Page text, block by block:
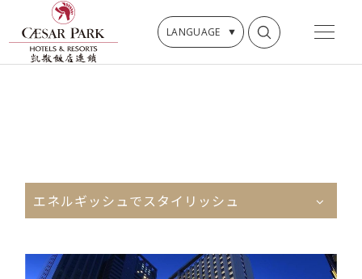
LANGUAGE
エネルギッシュでスタイリッシュ